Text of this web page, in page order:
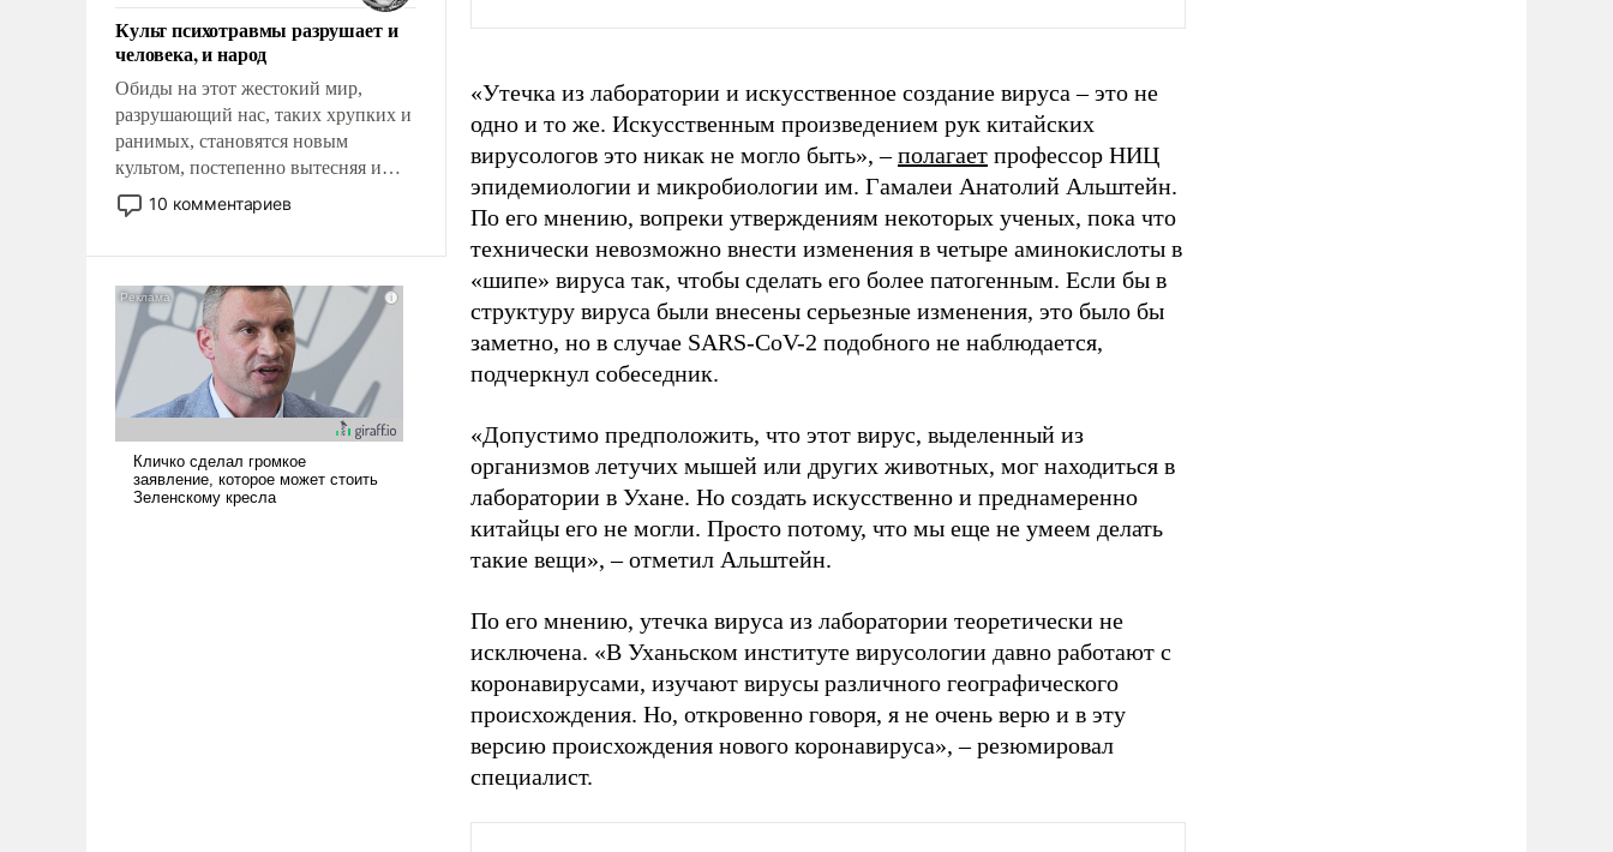
Культ психотравмы разрушает и
человека, и народ
Обиды на этот жестокий мир,
разрушающий нас, таких хрупких и
ранимых, становятся новым
культом, постепенно вытесняя и
отменяя традиционное требование к
человеку – быть мужественным и
слабым, идти вперед и
адаптироваться.
10 комментариев
«Утечка из лаборатории и искусственное создание вируса – это не
одно и то же. Искусственным произведением рук китайских
вирусологов это никак не могло быть», –полагает профессор НИЦ
эпидемиологии и микробиологии им. Гамалеи Анатолий Альштейн.
По его мнению, вопреки утверждениям некоторых ученых, пока что
технически невозможно внести изменения в четыре аминокислоты в
«шипе» вируса так, чтобы сделать его более патогенным. Если бы в
структуру вируса были внесены серьезные изменения, это было бы
заметно, но в случае SARS-CoV-2 подобного не наблюдается,
подчеркнул собеседник.
«Допустимо предположить, что этот вирус, выделенный из
организмов летучих мышей или других животных, мог находиться в
лаборатории в Ухане. Но создать искусственно и преднамеренно
китайцы его не могли. Просто потому, что мы еще не умеем делать
такие вещи», – отметил Альштейн.
По его мнению, утечка вируса из лаборатории теоретически не
исключена. «В Уханьском институте вирусологии давно работают с
коронавирусами, изучают вирусы различного географического
происхождения. Но, откровенно говоря, я не очень верю и в эту
версию происхождения нового коронавируса», – резюмировал
специалист.